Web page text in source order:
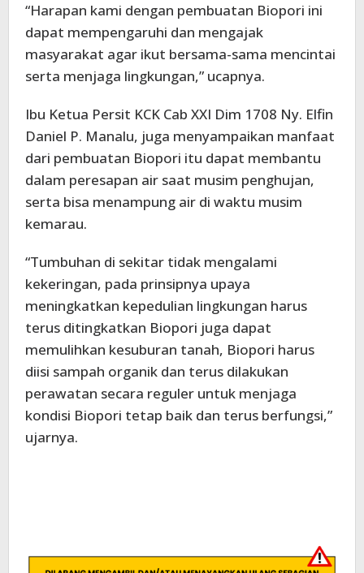
“Harapan kami dengan pembuatan Biopori ini
dapat mempengaruhi dan mengajak
masyarakat agar ikut bersama-sama mencintai
serta menjaga lingkungan,” ucapnya.
Ibu Ketua Persit KCK Cab XXI Dim 1708 Ny. Elfin
Daniel P. Manalu, juga menyampaikan manfaat
dari pembuatan Biopori itu dapat membantu
dalam peresapan air saat musim penghujan,
serta bisa menampung air di waktu musim
kemarau.
“Tumbuhan di sekitar tidak mengalami
kekeringan, pada prinsipnya upaya
meningkatkan kepedulian lingkungan harus
terus ditingkatkan Biopori juga dapat
memulihkan kesuburan tanah, Biopori harus
diisi sampah organik dan terus dilakukan
perawatan secara reguler untuk menjaga
kondisi Biopori tetap baik dan terus berfungsi,”
ujarnya.